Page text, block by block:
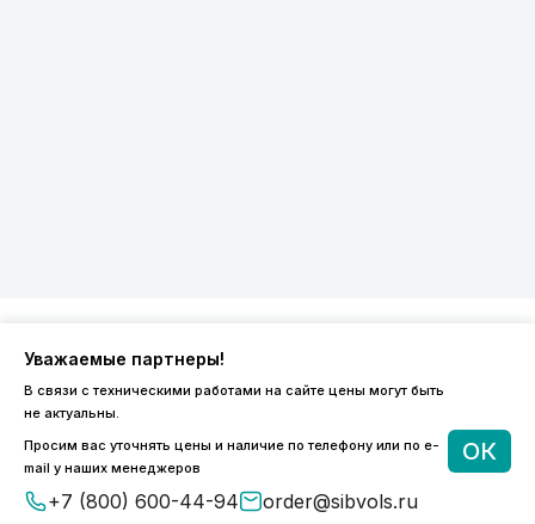
Уважаемые партнеры!
В связи с техническими работами на сайте цены могут быть
не актуальны.
Просим вас уточнять цены и наличие по телефону или по e-
mail у наших менеджеров
+7 (800) 600-44-94 order@sibvols.ru
ОК
8 (800) 600-44-94
Каталог
Контакты